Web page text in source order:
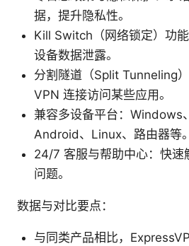
据，提升隐私性。
Kill Switch（网络锁定）功
设备数据泄露。
分割隧道（Split Tunneling
VPN 连接访问某些应用。
兼容多设备平台：Windows
Android、Linux、路由器等。
24/7 客服与帮助中心：快速
问题。
数据与对比要点：
与同类产品相比，